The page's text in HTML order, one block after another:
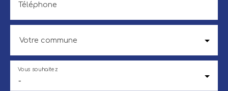
Téléphone
Votre commune
-
Vous souhaitez